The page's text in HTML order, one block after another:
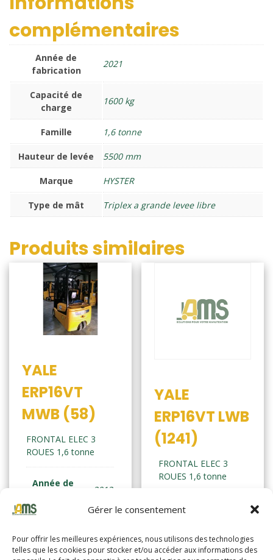
Gérer le consentement
Pour offrir les meilleures expériences, nous utilisons des technologies
telles que les cookies pour stocker et/ou accéder aux informations des
complémentaires
Année de
fabrication
2021
Capacité de
charge
1600 kg
Famille 1,6 tonne
Hauteur de levée 5500 mm
Marque HYSTER
Type de mât Triplex a grande levee libre
Produits similaires
YALE
ERP16VT
MWB (58)
FRONTAL ELEC 3
ROUES 1,6 tonne
Année de
2012
YALE
ERP16VT LWB
(1241)
FRONTAL ELEC 3
ROUES 1,6 tonne
Année de
Horamètre 17844